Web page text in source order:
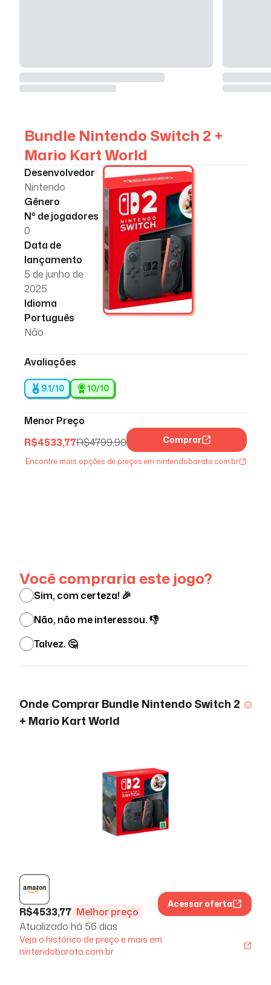
Bundle Nintendo Switch 2 +
Mario Kart World
Desenvolvedor
Nintendo
Gênero
Nº de jogadores
0
Data de
lançamento
5 de junho de
2025
Idioma
Português
Não
Avaliações
9.1/10 10/10
Menor Preço
R$4533,77R$4799,90 Comprar
Encontre mais opções de preços em nintendobarato.com.br
Você compraria este jogo?
Sim, com certeza! 🎉
Não, não me interessou. 👎
Talvez. 🤔
Onde ComprarBundle Nintendo Switch 2
+ Mario Kart World
R$4533,77 Melhor preço
Atualizado há 56 dias
Acessar oferta
Veja o histórico de preço e mais em
nintendobarato.com.br